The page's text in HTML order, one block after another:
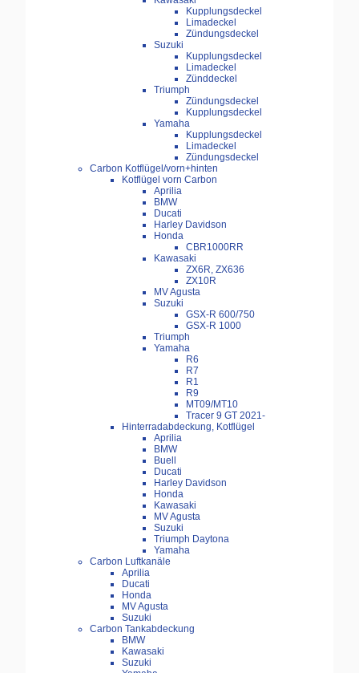
Kupplungsdeckel
Limadeckel
Zündungsdeckel
Suzuki
Kupplungsdeckel
Limadeckel
Zünddeckel
Triumph
Zündungsdeckel
Kupplungsdeckel
Yamaha
Kupplungsdeckel
Limadeckel
Zündungsdeckel
Carbon Kotflügel/vorn+hinten
Kotflügel vorn Carbon
Aprilia
BMW
Ducati
Harley Davidson
Honda
CBR1000RR
Kawasaki
ZX6R, ZX636
ZX10R
MV Agusta
Suzuki
GSX-R 600/750
GSX-R 1000
Triumph
Yamaha
R6
R7
R1
R9
MT09/MT10
Tracer 9 GT 2021-
Hinterradabdeckung, Kotflügel
Aprilia
BMW
Buell
Ducati
Harley Davidson
Honda
Kawasaki
MV Agusta
Suzuki
Triumph Daytona
Yamaha
Carbon Luftkanäle
Aprilia
Ducati
Honda
MV Agusta
Suzuki
Carbon Tankabdeckung
BMW
Kawasaki
Suzuki